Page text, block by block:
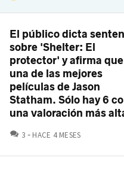
El público dicta
sobre 'Shelter: El
protector' y afirma
una de las mejores
películas de Jason
Statham. Sólo hay 6
una valoración más
3 COMENTARIOS
HACE 4 MESES